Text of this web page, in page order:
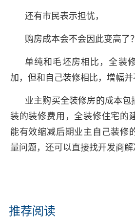
还有市民表示担忧，
购房成本会不会因此变高了？
单纯和毛坯房相比，全装
加，但和自己装修相比，增幅并
业主购买全装修房的成本包
装的装修费用，全装修住宅的
能有效缩减后期业主自己装修
量问题，还可以直接找开发商解
推荐阅读